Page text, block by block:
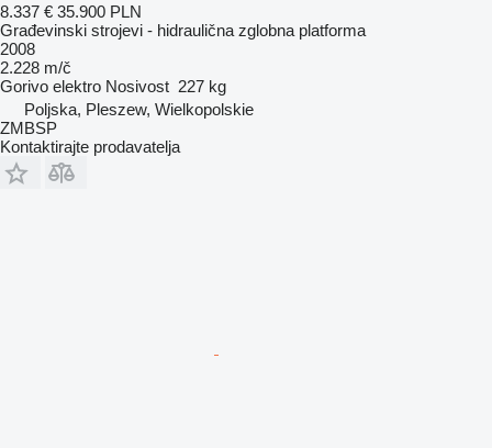
8.337 € 35.900 PLN
Građevinski strojevi - hidraulična zglobna platforma
2008
2.228 m/č
Gorivo elektro Nosivost 227 kg
Poljska, Pleszew, Wielkopolskie
ZMBSP
Kontaktirajte prodavatelja